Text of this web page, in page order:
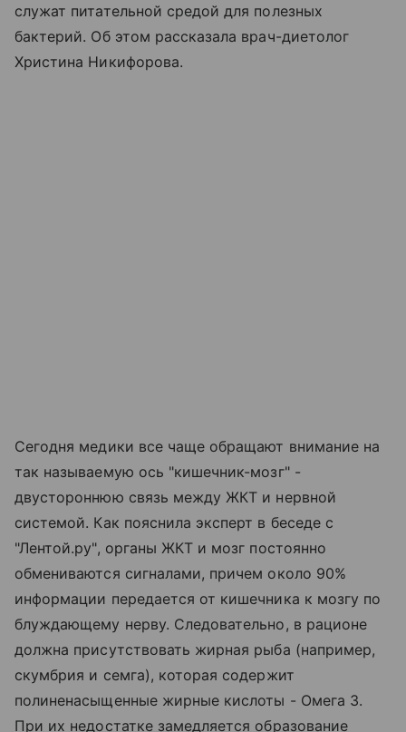
служат питательной средой для полезных
бактерий. Об этом рассказала врач-диетолог
Христина Никифорова.
Сегодня медики все чаще обращают внимание на
так называемую ось "кишечник-мозг" -
двустороннюю связь между ЖКТ и нервной
системой. Как пояснила эксперт в беседе с
"Лентой.ру", органы ЖКТ и мозг постоянно
обмениваются сигналами, причем около 90%
информации передается от кишечника к мозгу по
блуждающему нерву. Следовательно, в рационе
должна присутствовать жирная рыба (например,
скумбрия и семга), которая содержит
полиненасыщенные жирные кислоты - Омега 3.
При их недостатке замедляется образование